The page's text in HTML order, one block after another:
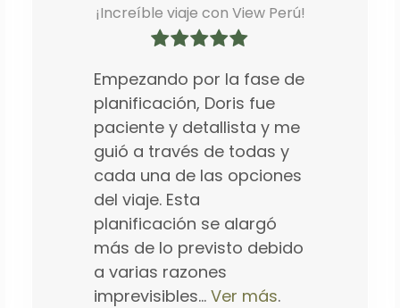
¡Increíble viaje con View Perú!
Empezando por la fase de
planificación, Doris fue
paciente y detallista y me
guió a través de todas y
cada una de las opciones
del viaje. Esta
planificación se alargó
más de lo previsto debido
a varias razones
imprevisibles... Ver más.